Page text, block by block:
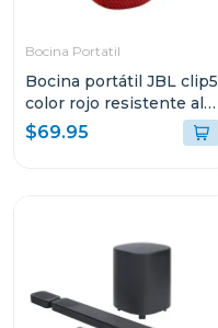
Bocina Portatil
Bocina portátil JBL clip5
color rojo resistente al
agua y polvo
$69.95